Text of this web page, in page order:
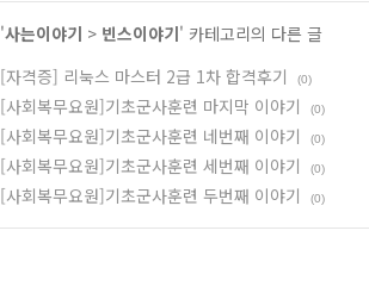
'사는이야기 > 빈스이야기' 카테고리의 다른 글
[자격증] 리눅스 마스터 2급 1차 합격후기
(0)
[사회복무요원]기초군사훈련 마지막 이야기 (0)
[사회복무요원]기초군사훈련 네번째 이야기 (0)
[사회복무요원]기초군사훈련 세번째 이야기 (0)
[사회복무요원]기초군사훈련 두번째 이야기 (0)